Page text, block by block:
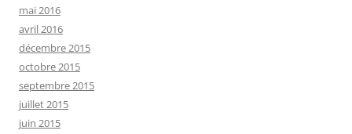
mai 2016
avril 2016
décembre 2015
octobre 2015
septembre 2015
juillet 2015
juin 2015